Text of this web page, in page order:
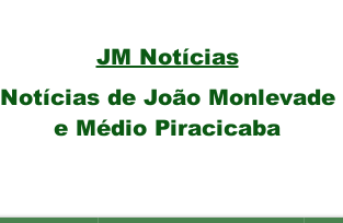
Notícias de João Monlevade
e Médio Piracicaba
JM Notícias